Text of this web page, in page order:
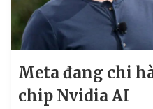
Meta đang chi
chip Nvidia AI